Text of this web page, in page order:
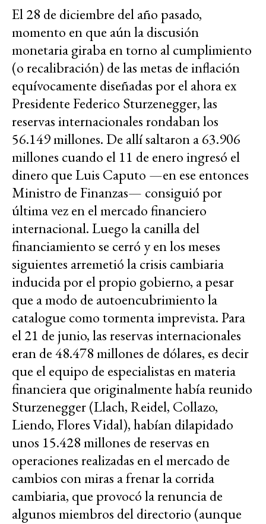
El 28 de diciembre del año pasado,
momento en que aún la discusión
monetaria giraba en torno al cumplimiento
(o recalibración) de las metas de inflación
equívocamente diseñadas por el ahora ex
Presidente Federico Sturzenegger, las
reservas internacionales rondaban los
56.149 millones. De allí saltaron a 63.906
millones cuando el 11 de enero ingresó el
dinero que Luis Caputo —en ese entonces
Ministro de Finanzas— consiguió por
última vez en el mercado financiero
internacional. Luego la canilla del
financiamiento se cerró y en los meses
siguientes arremetió la crisis cambiaria
inducida por el propio gobierno, a pesar
que a modo de autoencubrimiento la
catalogue como tormenta imprevista. Para
el 21 de junio, las reservas internacionales
eran de 48.478 millones de dólares, es decir
que el equipo de especialistas en materia
financiera que originalmente había reunido
Sturzenegger (Llach, Reidel, Collazo,
Liendo, Flores Vidal), habían dilapidado
unos 15.428 millones de reservas en
operaciones realizadas en el mercado de
cambios con miras a frenar la corrida
cambiaria, que provocó la renuncia de
algunos miembros del directorio (aunque